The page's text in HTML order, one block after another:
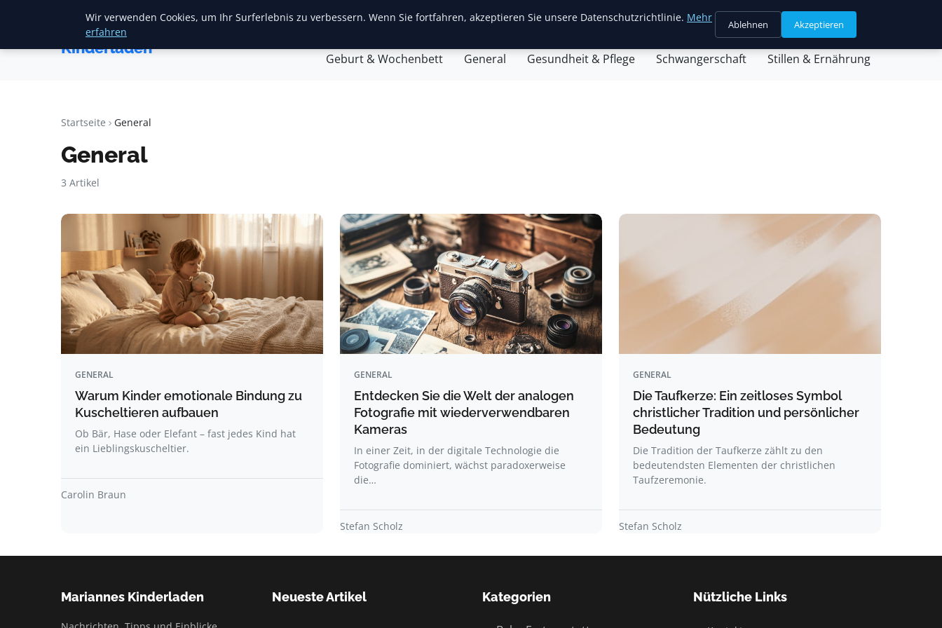
Mariannes
Kinderladen
Babyentwicklung Elternsein & Partnerschaft Familienleben & Alltag
Geburt & Wochenbett General Gesundheit & Pflege Schwangerschaft Stillen & Ernährung
Startseite General
General
3 Artikel
GENERAL
Warum Kinder emotionale Bindung zu
Kuscheltieren aufbauen
Ob Bär, Hase oder Elefant – fast jedes Kind hat
ein Lieblingskuscheltier.
Carolin Braun
GENERAL
Entdecken Sie die Welt der analogen
Fotografie mit wiederverwendbaren
Kameras
In einer Zeit, in der digitale Technologie die
Fotografie dominiert, wächst paradoxerweise
die…
Stefan Scholz
GENERAL
Die Taufkerze: Ein zeitloses Symbol
christlicher Tradition und persönlicher
Bedeutung
Die Tradition der Taufkerze zählt zu den
bedeutendsten Elementen der christlichen
Taufzeremonie.
Stefan Scholz
Mariannes Kinderladen Neueste Artikel Kategorien Nützliche Links
Wir verwenden Cookies, um Ihr Surferlebnis zu verbessern. Wenn Sie fortfahren, akzeptieren Sie unsere Datenschutzrichtlinie. Mehr
erfahren
Ablehnen Akzeptieren